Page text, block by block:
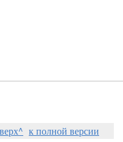
к полной версии